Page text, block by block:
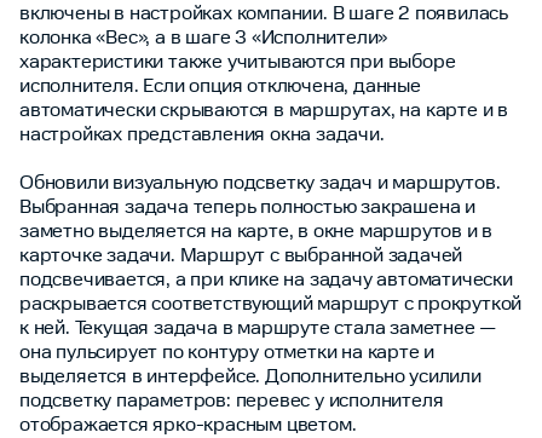
включены в настройках компании. В шаге 2 появилась
колонка «Вес», а в шаге 3 «Исполнители»
характеристики также учитываются при выборе
исполнителя. Если опция отключена, данные
автоматически скрываются в маршрутах, на карте и в
настройках представления окна задачи.
Обновили визуальную подсветку задач и маршрутов.
Выбранная задача теперь полностью закрашена и
заметно выделяется на карте, в окне маршрутов и в
карточке задачи. Маршрут с выбранной задачей
подсвечивается, а при клике на задачу автоматически
раскрывается соответствующий маршрут с прокруткой
к ней. Текущая задача в маршруте стала заметнее —
она пульсирует по контуру отметки на карте и
выделяется в интерфейсе. Дополнительно усилили
подсветку параметров: перевес у исполнителя
отображается ярко-красным цветом.